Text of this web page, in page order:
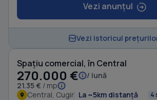
Vezi anunțul
Vezi istoricul
Spațiu comercial, în Central
270.000 €
/ lună
21.35 € / mp
Central, Cugir La ~5km distanță 4